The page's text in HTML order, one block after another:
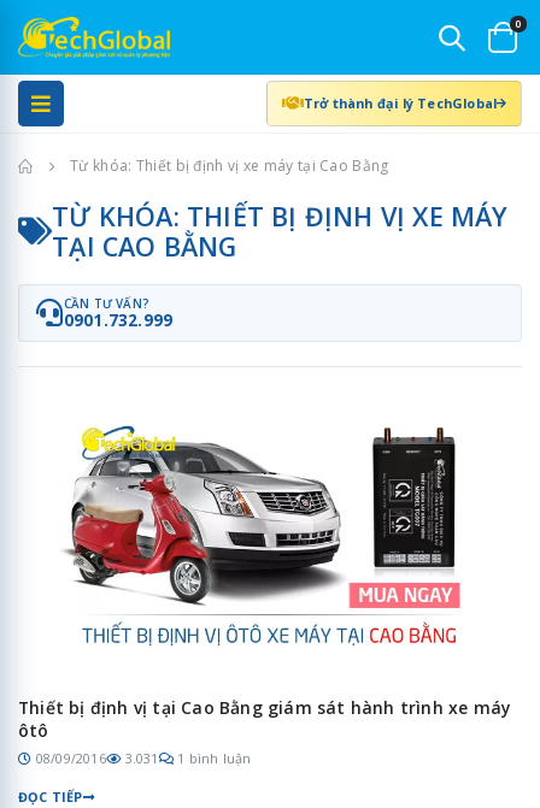
0
Trở thành đại lý TechGlobal
Trang chủTừ khóa: Thiết bị định vị xe máy tại Cao Bằng
TỪ KHÓA: THIẾT BỊ ĐỊNH VỊ XE MÁY
TẠI CAO BẰNG
CẦN TƯ VẤN?
0901.732.999
Thiết bị định vị tại Cao Bằng giám sát hành trình xe máy
ôtô
08/09/2016 3.031 1 bình luận
ĐỌC TIẾP